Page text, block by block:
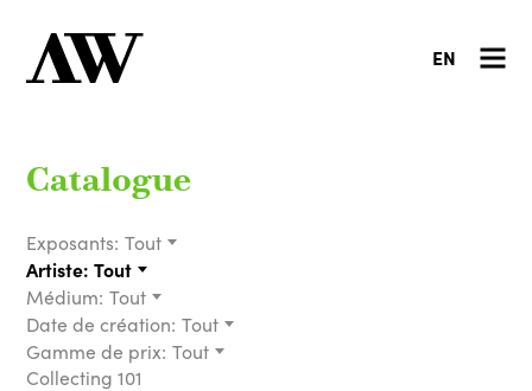
EN
Catalogue
Exposants: Tout
Artiste: Tout
Médium: Tout
Date de création: Tout
Gamme de prix: Tout
Collecting 101